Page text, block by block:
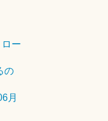
ー
の
月